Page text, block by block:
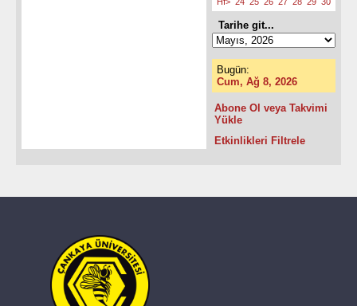
Tarihe git...
Bugün:
Cum, Ağ 8, 2026
Abone Ol veya Takvimi
Yükle
Etkinlikleri Filtrele